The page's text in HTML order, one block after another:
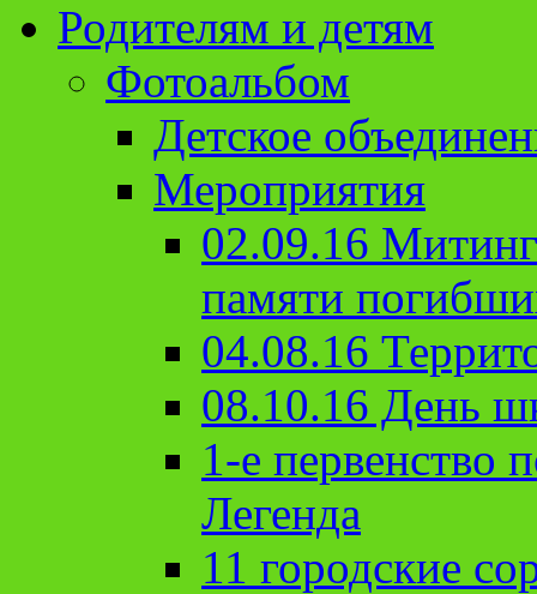
Родителям и детям
Фотоальбом
Детское
Мероприятия
02.09.16
памяти
04.08.16
08.10.16 День
1-е первенство
Легенда
11 городские